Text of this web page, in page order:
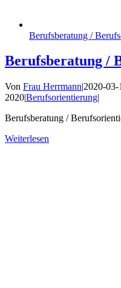
Berufsberatung /
Berufsberatung /
Von Frau Herrmann|2020-
2020|Berufsorientierung|
Berufsberatung /
Weiterlesen